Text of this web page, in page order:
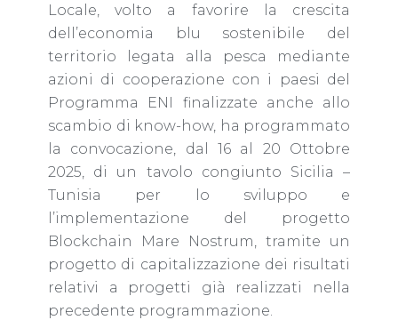
Locale, volto a favorire la crescita
dell’economia blu sostenibile del
territorio legata alla pesca mediante
azioni di cooperazione con i paesi del
Programma ENI finalizzate anche allo
scambio di know-how, ha programmato
la convocazione, dal 16 al 20 Ottobre
2025, di un tavolo congiunto Sicilia –
Tunisia per lo sviluppo e
l’implementazione del progetto
Blockchain Mare Nostrum, tramite un
progetto di capitalizzazione dei risultati
relativi a progetti già realizzati nella
precedente programmazione.